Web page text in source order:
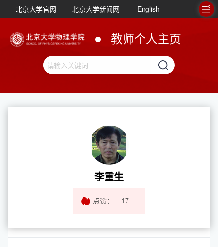
北京大学官网 北京大学新闻网 English
教师个人主页
李重生
点赞： 17